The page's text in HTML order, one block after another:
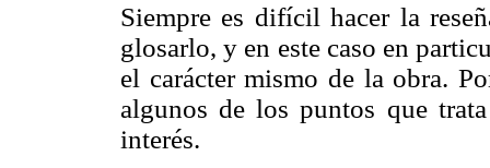
Siempre es difícil hacer la
glosarlo, y en este caso en
el carácter mismo de la obra.
algunos de los puntos que
interés.